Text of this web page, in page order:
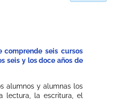
seis cursos
seis y los doce años de
alumnos y alumnas los
lectura, la escritura, el